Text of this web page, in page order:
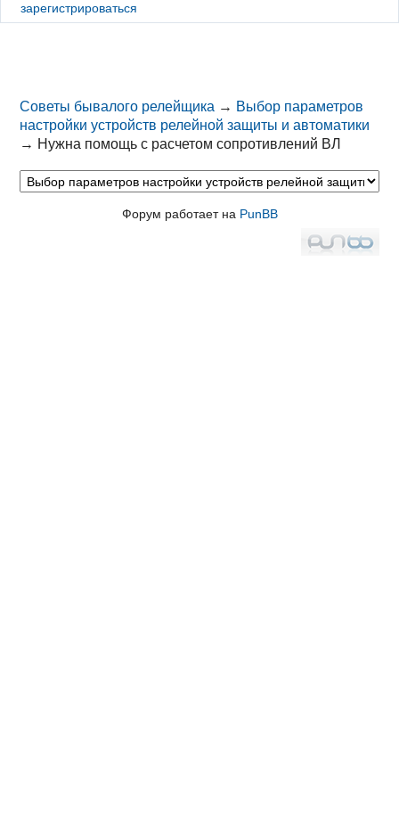
зарегистрироваться
Советы бывалого релейщика → Выбор параметров
настройки устройств релейной защиты и автоматики
→ Нужна помощь с расчетом сопротивлений ВЛ
Форум работает на PunBB